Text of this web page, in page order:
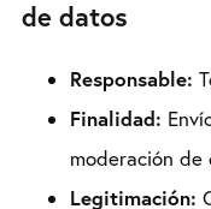
de datos
Responsable:
Finalidad:
moderación de
Legitimación: